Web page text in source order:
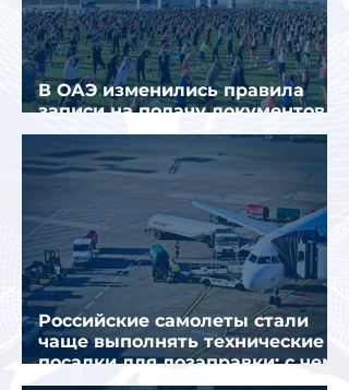
В ОАЭ изменились правила
записи на подачу документов
для визы в Испанию
Российские самолеты стали
чаще выполнять технические
посадки для дозаправки: с чем
это связано